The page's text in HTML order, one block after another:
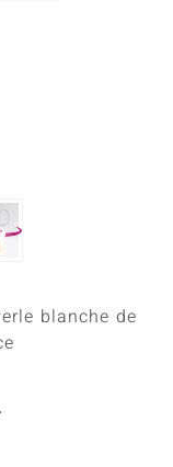
blanche de